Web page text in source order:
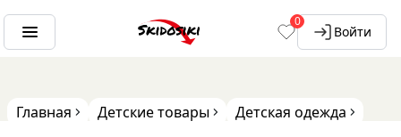
0
Войти
Главная Детские товары Детская одежда